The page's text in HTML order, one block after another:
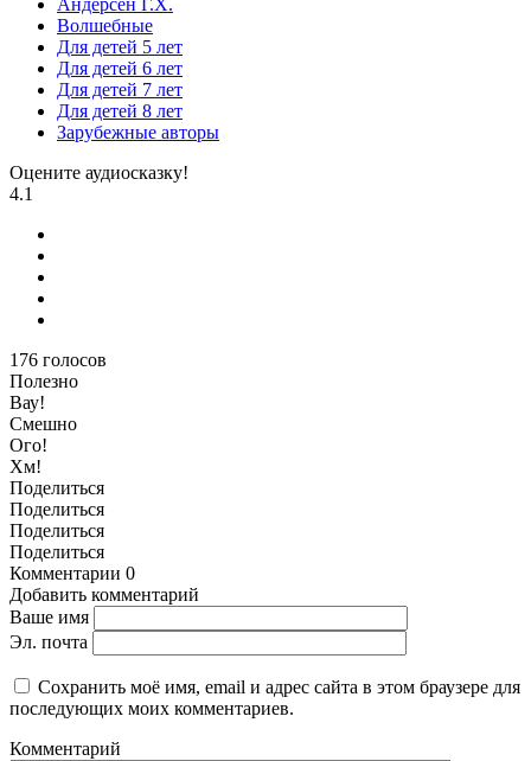
Андерсен Г.Х.
Волшебные
Для детей 5 лет
Для детей 6 лет
Для детей 7 лет
Для детей 8 лет
Зарубежные авторы
Оцените аудиосказку!
4.1
176 голосов
Полезно
Вау!
Смешно
Ого!
Хм!
Поделиться
Поделиться
Поделиться
Поделиться
Комментарии 0
Добавить комментарий
Ваше имя
Эл. почта
Сохранить моё имя, email и адрес сайта в этом браузере для
последующих моих комментариев.
Комментарий